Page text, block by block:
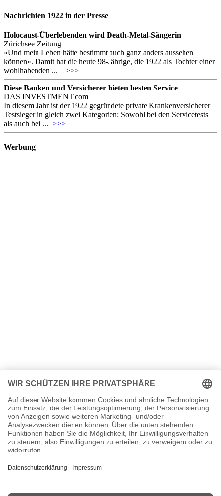
Nachrichten 1922 in der Presse
Holocaust-Überlebenden wird Death-Metal-Sängerin
Zürichsee-Zeitung
«Und mein Leben hätte bestimmt auch ganz anders aussehen
können». Damit hat die heute 98-Jährige, die 1922 als Tochter einer
wohlhabenden ... >>>
Diese Banken und Versicherer bieten besten Service
DAS INVESTMENT.com
In diesem Jahr ist der 1922 gegründete private Krankenversicherer
Testsieger in gleich zwei Kategorien: Sowohl bei den Servicetests
als auch bei ... >>>
Werbung
Bücher und Informationen zum Jahrgang 1922
Wir vom Jahrgang 1922: Kindheit und Jugend
100 Jahre - Die großen Bilder unseres Jahrhunderts, 1920-1929
Jugend zwischen den Kriegen: Aufzeichnungen über die Jahre
Jahrgangs-Quiz 1922: Unsere Kindheit und Jugend
1929: Ein ganz besonderer Jahrgang